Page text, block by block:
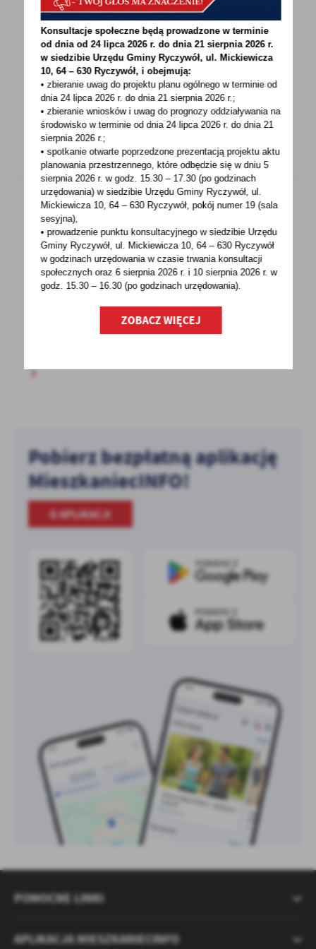
13 - 01 - 2023
Zaproszenie na warsztaty
Urząd Marszałkowski Województwa
Wielkopolskiego w Poznaniu DEPARTAMENT
KORZYSTANIA I INFORMACJI...
11 - 01 - 2023
XLIV Nadzwyczajna Sesja Rady Gminy w dniu
12.01.2023 r.
marca 1990 roku o samorządzie gminnym (Dz.
Pobierz bezpłatną aplikację
MieszkaniecINFO!
O APLIKACJI
POMOCNE LINKI
APLIKACJA MIESZKANIECINFO
Konsultacje społeczne będą prowadzone w terminie
od dnia od 24 lipca 2026 r. do dnia 21 sierpnia 2026 r.
w siedzibie Urzędu Gminy Ryczywół, ul. Mickiewicza
10, 64 – 630 Ryczywół, i obejmują:
• zbieranie uwag do projektu planu ogólnego w terminie od
dnia 24 lipca 2026 r. do dnia 21 sierpnia 2026 r.;
• zbieranie wniosków i uwag do prognozy oddziaływania na
środowisko w terminie od dnia 24 lipca 2026 r. do dnia 21
sierpnia 2026 r.;
• spotkanie otwarte poprzedzone prezentacją projektu aktu
planowania przestrzennego, które odbędzie się w dniu 5
sierpnia 2026 r.w godz. 15.30 – 17.30 (po godzinach
urzędowania) w siedzibie Urzędu Gminy Ryczywół, ul.
Mickiewicza 10, 64 – 630 Ryczywół, pokójnumer 19 (sala
sesyjna),
• prowadzenie punktu konsultacyjnego w siedzibie Urzędu
Gminy Ryczywół, ul. Mickiewicza 10, 64 – 630 Ryczywół
w godzinachurzędowania w czasie trwania konsultacji
społecznych oraz 6 sierpnia 2026 r. i 10 sierpnia 2026 r. w
godz. 15.30 – 16.30 (po godzinachurzędowania).
ZOBACZ WIĘCEJ